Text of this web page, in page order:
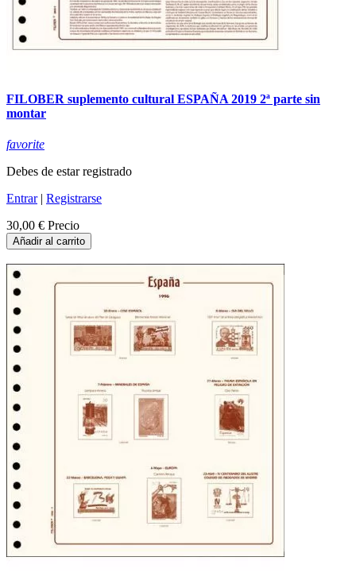
FILOBER suplemento cultural ESPAÑA 2019 2ª parte sin
montar
favorite
Debes de estar registrado
Entrar| Registrarse
30,00 € Precio
Añadir al carrito